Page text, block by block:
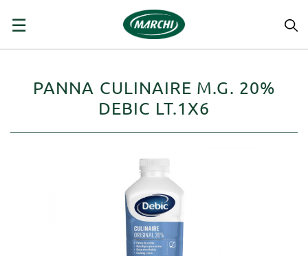
navigazione
☰
PANNA CULINAIRE M.G. 20%
DEBIC LT.1X6